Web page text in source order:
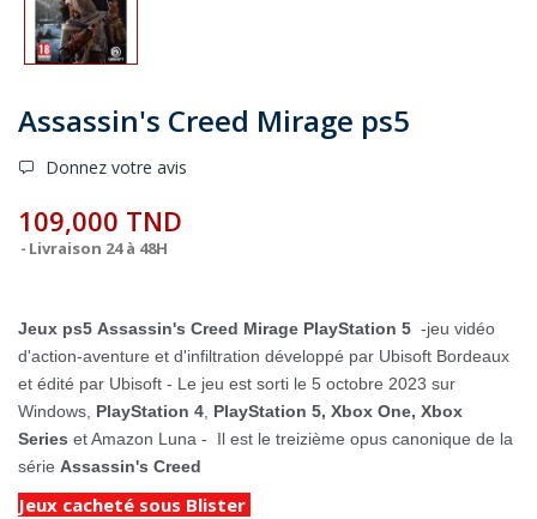
Assassin's Creed Mirage ps5
Donnez votre avis
109,000 TND
Livraison 24 à 48H
Jeux ps5 Assassin's Creed Mirage PlayStation 5 -jeu vidéo
d'action-aventure et d'infiltration développé par Ubisoft Bordeaux
et édité par Ubisoft - Le jeu est sorti le 5 octobre 2023 sur
Windows, PlayStation 4, PlayStation 5, Xbox One, Xbox
Series et Amazon Luna - Il est le treizième opus canonique de la
série Assassin's Creed
Jeux cacheté sous Blister